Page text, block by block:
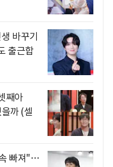
바꾸기
출근합
째아
까 (셀
빠져"…